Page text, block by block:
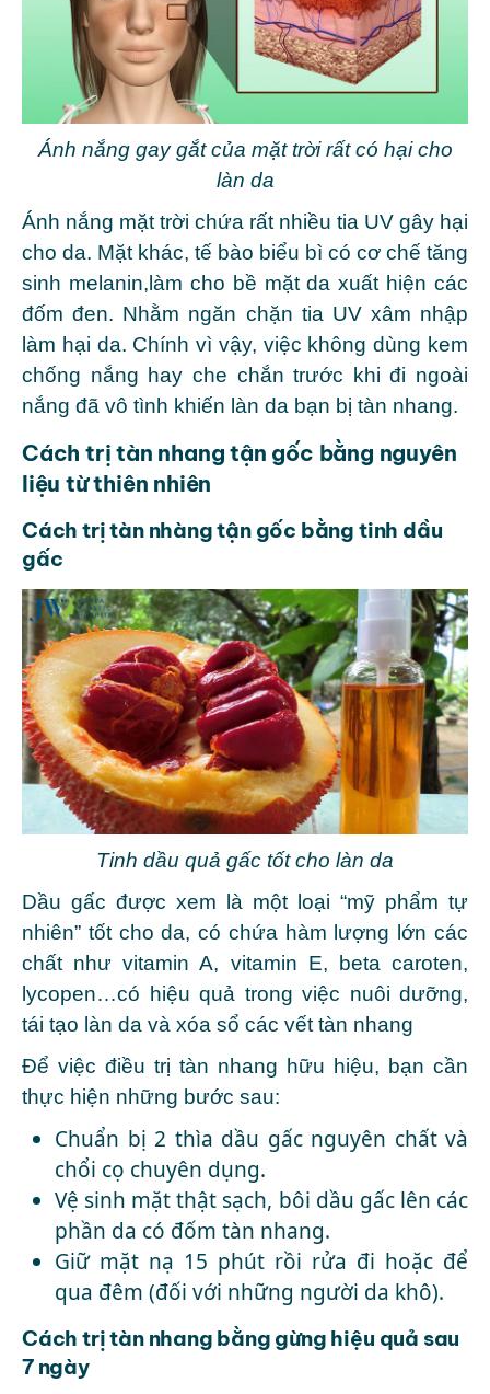
Ánh nắng gay gắt của mặt trời rất có hại cho
làn da
Ánh nắng mặt trời chứa rất nhiều tia UV gây hại
cho da. Mặt khác, tế bào biểu bì có cơ chế tăng
sinh melanin,làm cho bề mặt da xuất hiện các
đốm đen. Nhằm ngăn chặn tia UV xâm nhập
làm hại da. Chính vì vậy, việc không dùng kem
chống nắng hay che chắn trước khi đi ngoài
nắng đã vô tình khiến làn da bạn bị tàn nhang.
Cách trị tàn nhang tận gốc bằng nguyên
liệu từ thiên nhiên
Cách trị tàn nhàng tận gốc bằng tinh dầu
gấc
Tinh dầu quả gấc tốt cho làn da
Dầu gấc được xem là một loại “mỹ phẩm tự
nhiên” tốt cho da, có chứa hàm lượng lớn các
chất như vitamin A, vitamin E, beta caroten,
lycopen…có hiệu quả trong việc nuôi dưỡng,
tái tạo làn da và xóa sổ các vết tàn nhang
Để việc điều trị tàn nhang hữu hiệu, bạn cần
thực hiện những bước sau:
Chuẩn bị 2 thìa dầu gấc nguyên chất và
chổi cọ chuyên dụng.
Vệ sinh mặt thật sạch, bôi dầu gấc lên các
phần da có đốm tàn nhang.
Giữ mặt nạ 15 phút rồi rửa đi hoặc để
qua đêm (đối với những người da khô).
Cách trị tàn nhang bằng gừng hiệu quả sau
7 ngày